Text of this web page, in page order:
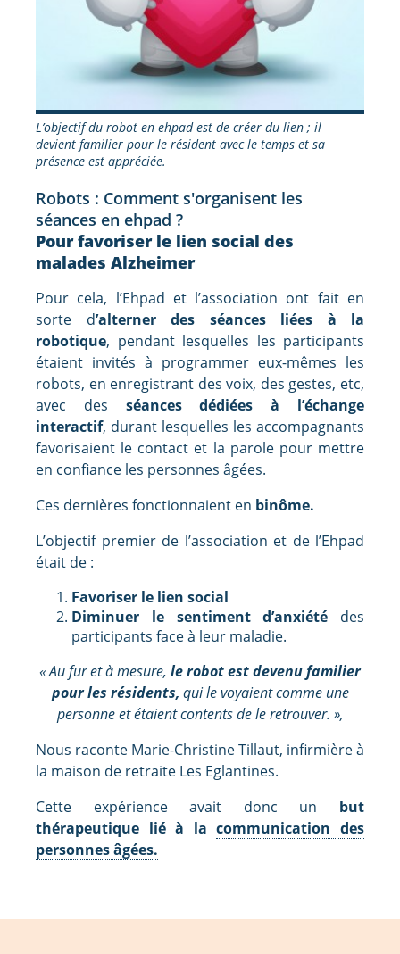
L’objectif du robot en ehpad est de créer du lien ; il
devient familier pour le résident avec le temps et sa
présence est appréciée.
Robots : Comment s'organisent les
séances en ehpad ?
Pour favoriser le lien social des
malades Alzheimer
Pour cela, l’Ehpad et l’association ont fait en
sorte d’alterner des séances liées à la
robotique, pendant lesquelles les participants
étaient invités à programmer eux-mêmes les
robots, en enregistrant des voix, des gestes, etc,
avec des séances dédiées à l’échange
interactif, durant lesquelles les accompagnants
favorisaient le contact et la parole pour mettre
en confiance les personnes âgées.
Ces dernières fonctionnaient en binôme.
L’objectif premier de l’association et de l’Ehpad
était de :
Favoriser le lien social
Diminuer le sentiment d’anxiété des
participants face à leur maladie.
« Au fur et à mesure, le robot est devenu familier
pour les résidents, qui le voyaient comme une
personne et étaient contents de le retrouver. »,
Nous raconte Marie-Christine Tillaut, infirmière à
la maison de retraite Les Eglantines.
Cette expérience avait donc un but
thérapeutique lié à lacommunication des
personnes âgées.